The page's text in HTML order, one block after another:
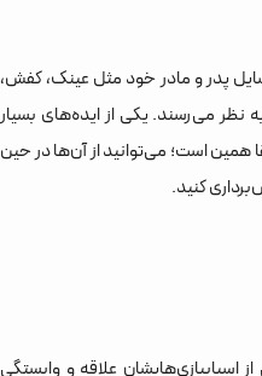
پدر و مادر خود مثل عینک، کفش،
نظر می‌رسند. یکی از ایده‌های بسیار
همین است؛ می‌توانید از آن‌ها در حین
کنید.
بیشتر کودکان به وسایلی مثل پتو یا یکی از اسباب‎بازی‌هایشان علاقه و وابستگی